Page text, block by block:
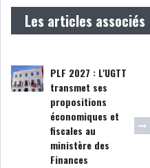
COTATION ET ANALYSES
FICHES SOCIÉTÉS
COURS DU JOUR
ANALYSE QUOTIDIENNE
Les articles associés
PLF 2027 : L'UGTT
transmet ses
propositions
économiques et
fiscales au
ministère des
Finances